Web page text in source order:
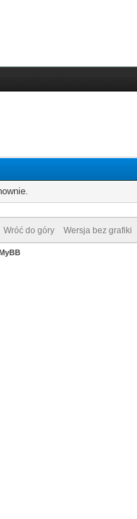
Wróć do góry Wersja bez grafiki